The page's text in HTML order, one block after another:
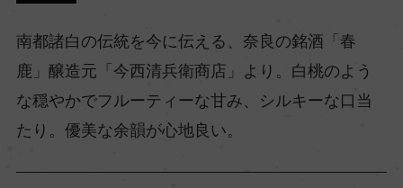
南都諸白の伝統を今に伝える、奈良の銘酒「春
鹿」醸造元「今西清兵衛商店」より。白桃のよう
な穏やかでフルーティーな甘み、シルキーな口当
たり。優美な余韻が心地良い。